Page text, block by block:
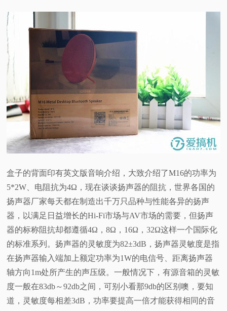
盒子的背面印有英文版音响介绍，大致介绍了M16的功率为
5*2W、电阻抗为4Ω，现在谈谈扬声器的阻抗，世界各国的
扬声器厂家每天都在制造出千万只品种与性能各异的扬声
器，以满足日益增长的Hi-Fi市场与AV市场的需要，但扬声
器的标称阻抗却都遵循4Ω，8Ω，16Ω，32Ω这样一个国际化
的标准系列。扬声器的灵敏度为82±3dB，扬声器灵敏度是指
在扬声器输入端加上额定功率为1W的电信号、距离扬声器
轴方向1m处所产生的声压级。一般情况下，有源音箱的灵敏
度一般在83db～92db之间，可别小看那9db的区别噢，要知
道，灵敏度每相差3dB，功率要提高一倍才能获得相同的音